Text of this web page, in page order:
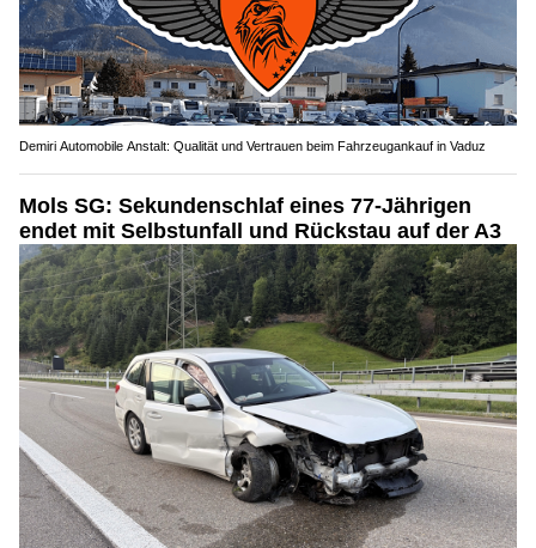
Demiri Automobile Anstalt: Qualität und Vertrauen beim Fahrzeugankauf in Vaduz
Mols SG: Sekundenschlaf eines 77-Jährigen
endet mit Selbstunfall und Rückstau auf der A3